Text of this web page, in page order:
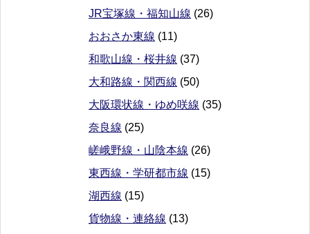
JR宝塚線・福知山線 (26)
おおさか東線 (11)
和歌山線・桜井線 (37)
大和路線・関西線 (50)
大阪環状線・ゆめ咲線 (35)
奈良線 (25)
嵯峨野線・山陰本線 (26)
東西線・学研都市線 (15)
湖西線 (15)
貨物線・連絡線 (13)